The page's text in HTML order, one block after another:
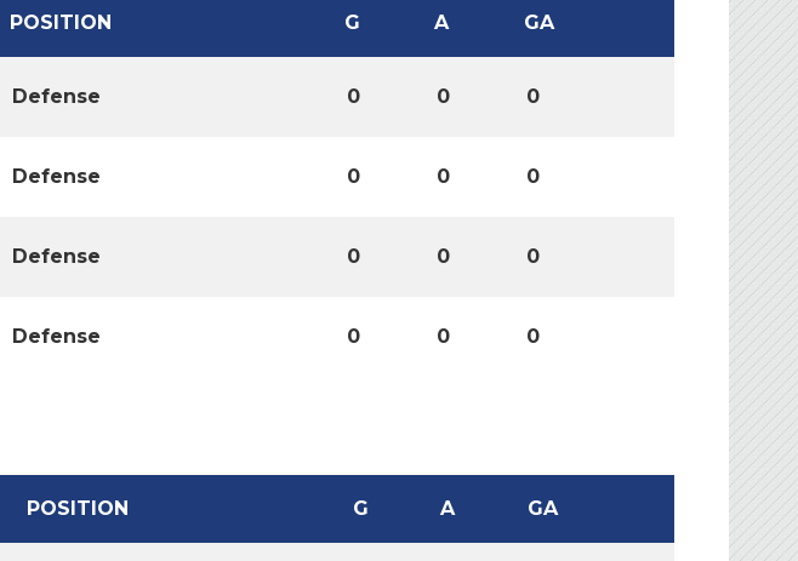
POSITION G A GA
Defense 0 0 0
Defense 0 0 0
Defense 0 0 0
Defense 0 0 0
POSITION G A GA